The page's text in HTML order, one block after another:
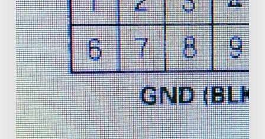
en
interruptor
de
rango
de
Transmisión